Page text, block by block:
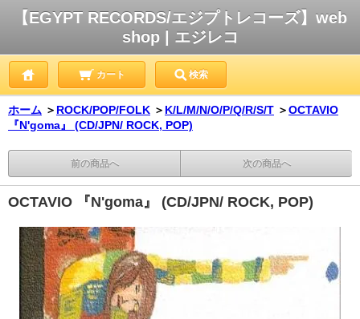
【EGYPT RECORDS/エジプトレコーズ】web
shop | エジレコ
カート 検索
ホーム ＞ ROCK/POP/FOLK ＞ K/L/M/N/O/P/Q/R/S/T ＞OCTAVIO
『N'goma』 (CD/JPN/ ROCK, POP)
前の商品へ 次の商品へ
OCTAVIO 『N'goma』 (CD/JPN/ ROCK, POP)